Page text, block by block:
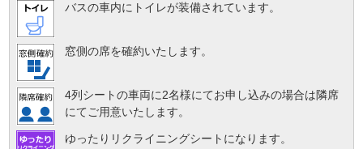
バスの車内にトイレが装備されています。
窓側の席を確約いたします。
4列シートの車両に2名様にてお申し込みの場合は隣席
にてご用意いたします。
ゆったりリクライニングシートになります。